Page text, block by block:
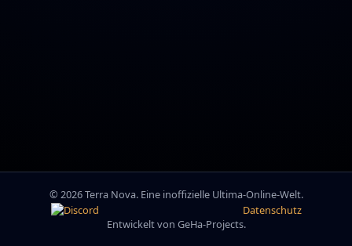
© 2026 Terra Nova. Eine inoffizielle Ultima-Online-Welt.
Datenschutz
Entwickelt von GeHa-Projects.